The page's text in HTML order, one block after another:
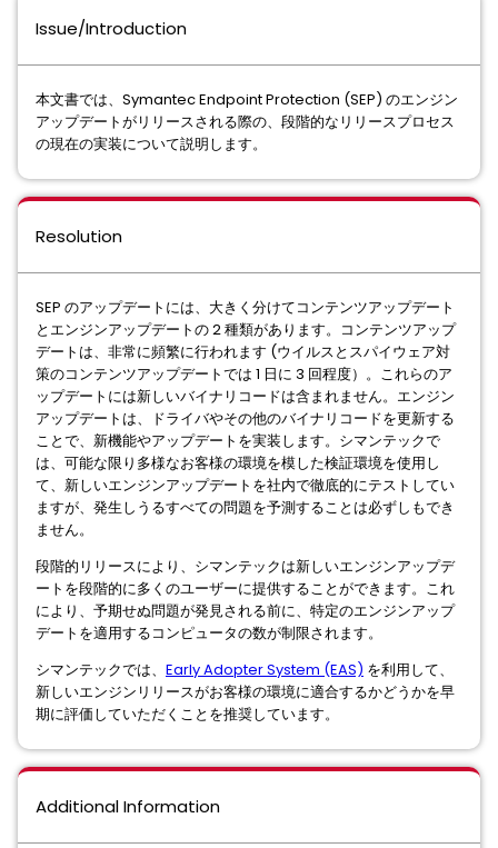
Issue/Introduction
本文書では、Symantec Endpoint Protection (SEP) のエンジン
アップデートがリリースされる際の、段階的なリリースプロセス
の現在の実装について説明します。
Resolution
SEP のアップデートには、大きく分けてコンテンツアップデート
とエンジンアップデートの 2 種類があります。コンテンツアップ
デートは、非常に頻繁に行われます (ウイルスとスパイウェア対
策のコンテンツアップデートでは 1 日に 3 回程度）。これらのア
ップデートには新しいバイナリコードは含まれません。エンジン
アップデートは、ドライバやその他のバイナリコードを更新する
ことで、新機能やアップデートを実装します。シマンテックで
は、可能な限り多様なお客様の環境を模した検証環境を使用し
て、新しいエンジンアップデートを社内で徹底的にテストしてい
ますが、発生しうるすべての問題を予測することは必ずしもでき
ません。
段階的リリースにより、シマンテックは新しいエンジンアップデ
ートを段階的に多くのユーザーに提供することができます。これ
により、予期せぬ問題が発見される前に、特定のエンジンアップ
デートを適用するコンピュータの数が制限されます。
シマンテックでは、 Early Adopter System (EAS) を利用して、
新しいエンジンリリースがお客様の環境に適合するかどうかを早
期に評価していただくことを推奨しています。
Additional Information